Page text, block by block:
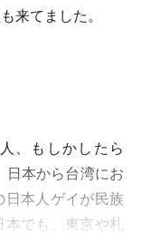
来てました。
、もしかしたら
日本から台湾にお
日本人ゲイが民族
でも、東京や札